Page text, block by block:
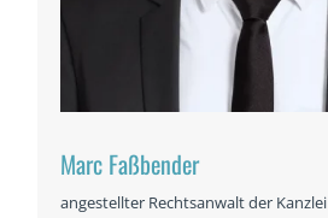
Marc Faßbender
angestellter Rechtsanwalt der Kanzlei